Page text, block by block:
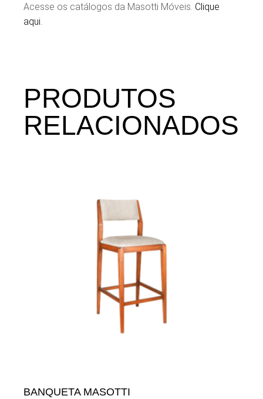
Acesse os catálogos da Masotti Móveis. Clique
aqui.
PRODUTOS
RELACIONADOS
BANQUETA MASOTTI